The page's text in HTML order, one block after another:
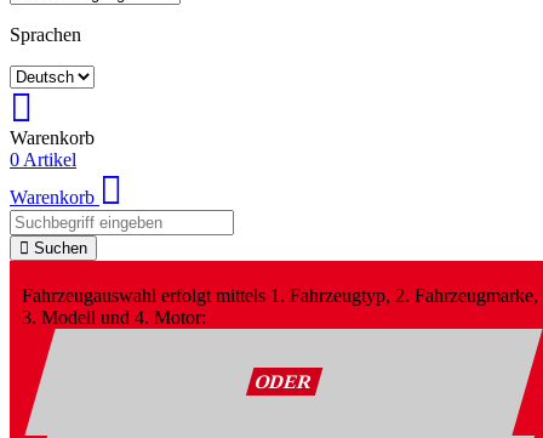
Sprachen
Warenkorb
0 Artikel
Warenkorb
Suchen
Fahrzeugauswahl erfolgt mittels 1. Fahrzeugtyp, 2. Fahrzeugmarke,
3. Modell und 4. Motor:
ODER